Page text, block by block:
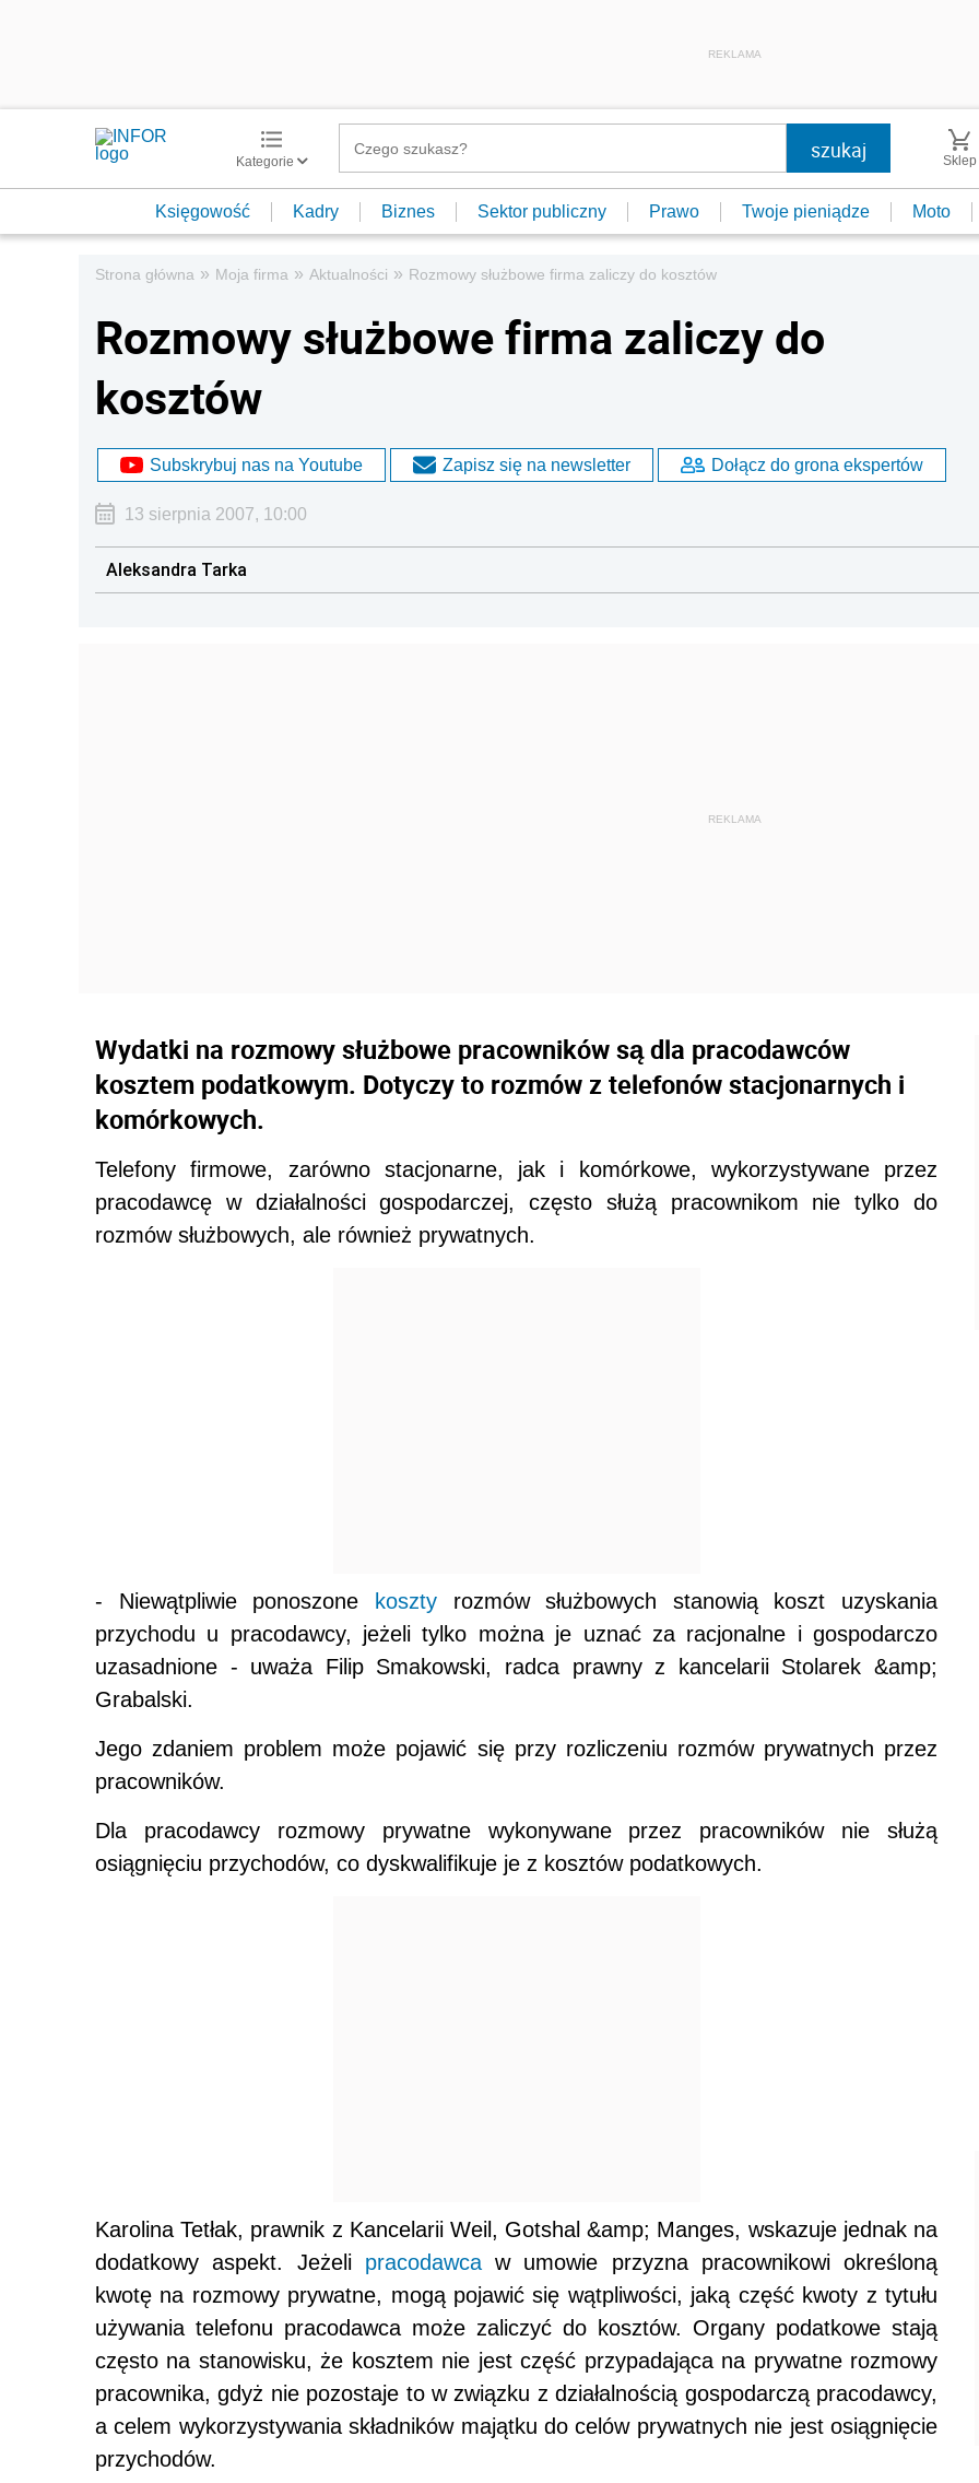
REKLAMA
Kategorie Sklep
Księgowość Kadry Biznes Sektor publiczny Prawo Twoje pieniądze Moto
Strona główna » Moja firma » Aktualności » Rozmowy służbowe firma zaliczy do kosztów
Rozmowy służbowe firma zaliczy do
kosztów
Subskrybuj nas na Youtube Zapisz się na newsletter Dołącz do grona ekspertów
13 sierpnia 2007, 10:00
Aleksandra Tarka
Wydatki na rozmowy służbowe pracowników są dla pracodawców
kosztem podatkowym. Dotyczy to rozmów z telefonów stacjonarnych i
komórkowych.
Telefony firmowe, zarówno stacjonarne, jak i komórkowe, wykorzystywane przez
pracodawcę w działalności gospodarczej, często służą pracownikom nie tylko do
rozmów służbowych, ale również prywatnych.
- Niewątpliwie ponoszone kosztyrozmów służbowych stanowią koszt uzyskania
przychodu u pracodawcy, jeżeli tylko można je uznać za racjonalne i gospodarczo
uzasadnione - uważa Filip Smakowski, radca prawny z kancelarii Stolarek &amp;
Grabalski.
Jego zdaniem problem może pojawić się przy rozliczeniu rozmów prywatnych przez
pracowników.
Dla pracodawcy rozmowy prywatne wykonywane przez pracowników nie służą
osiągnięciu przychodów, co dyskwalifikuje je z kosztów podatkowych.
Karolina Tetłak, prawnik z Kancelarii Weil, Gotshal &amp; Manges, wskazuje jednak na
dodatkowy aspekt. Jeżeli pracodawcaw umowie przyzna pracownikowi określoną
kwotę na rozmowy prywatne, mogą pojawić się wątpliwości, jaką część kwoty z tytułu
używania telefonu pracodawca może zaliczyć do kosztów. Organy podatkowe stają
często na stanowisku, że kosztem nie jest część przypadająca na prywatne rozmowy
pracownika, gdyż nie pozostaje to w związku z działalnością gospodarczą pracodawcy,
a celem wykorzystywania składników majątku do celów prywatnych nie jest osiągnięcie
przychodów.